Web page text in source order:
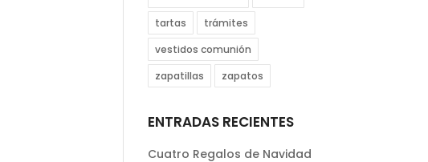
tartas
trámites
vestidos comunión
zapatillas
zapatos
ENTRADAS RECIENTES
Cuatro Regalos de Navidad